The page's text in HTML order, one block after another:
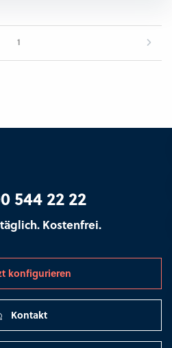
1
544 22 22
Kostenfrei.
konfigurieren
Kontakt